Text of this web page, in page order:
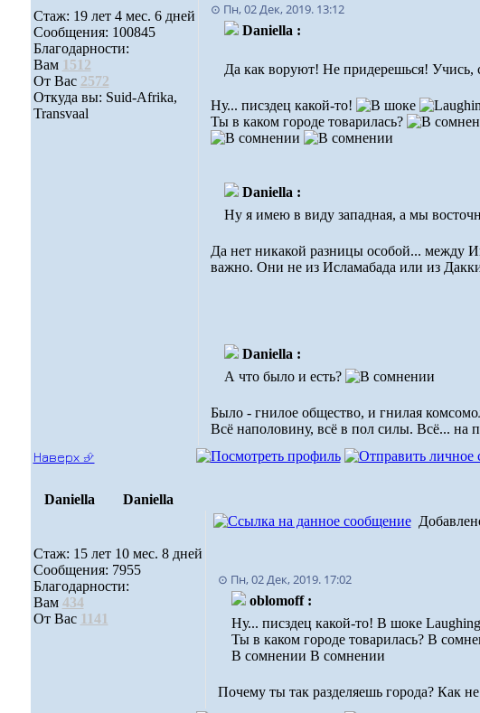
Стаж: 19 лет 4 мес. 6 дней
Сообщения: 100845
Благодарности:
Вам 1512
От Вас 2572
Откуда вы: Suid-Afrika,
Transvaal
⊙ Пн, 02 Дек, 2019. 13:12
Daniella :
Да как воруют! Не придерешься! Учись,
Ну... писздец какой-то!
Ты в каком городе товарилась?
Daniella :
Ну я имею в виду западная, а мы
Да нет никакой разницы особой... между
важно. Они не из Исламабада или из
Daniella :
А что было и есть?
Было - гнилое общество, и гнилая
Всё наполовину, всё в пол силы. Всё... на
Наверх ⮵
Daniella Daniella
Стаж: 15 лет 10 мес. 8 дней
Сообщения: 7955
Благодарности:
Вам 434
От Вас 1141
⊙ Пн, 02 Дек, 2019. 17:02
oblomoff :
Ну... писздец какой-то! В шоке
Ты в каком городе товарилась? В
В сомнении В сомнении
Почему ты так разделяешь города? Как